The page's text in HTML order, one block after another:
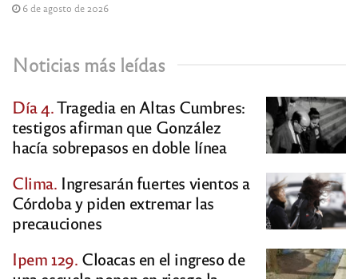
6 de agosto de 2026
Noticias más leídas
Día 4.Tragedia en Altas Cumbres:
testigos afirman que González
hacía sobrepasos en doble línea
Clima. Ingresarán fuertes vientos a
Córdoba y piden extremar las
precauciones
Ipem 129. Cloacas en el ingreso de